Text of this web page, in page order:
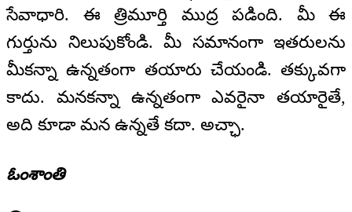
సేవాధారి. ఈ త్రిమూర్తి ముద్ర పడింది. మీ ఈ
గుర్తును నిలుపుకోండి. మీ సమానంగా ఇతరులను
మీకన్నా ఉన్నతంగా తయారు చేయండి. తక్కువగా
కాదు. మనకన్నా ఉన్నతంగా ఎవరైనా తయారైతే,
అది కూడా మన ఉన్నతే కదా. అచ్ఛా.
ఓంశాంతి